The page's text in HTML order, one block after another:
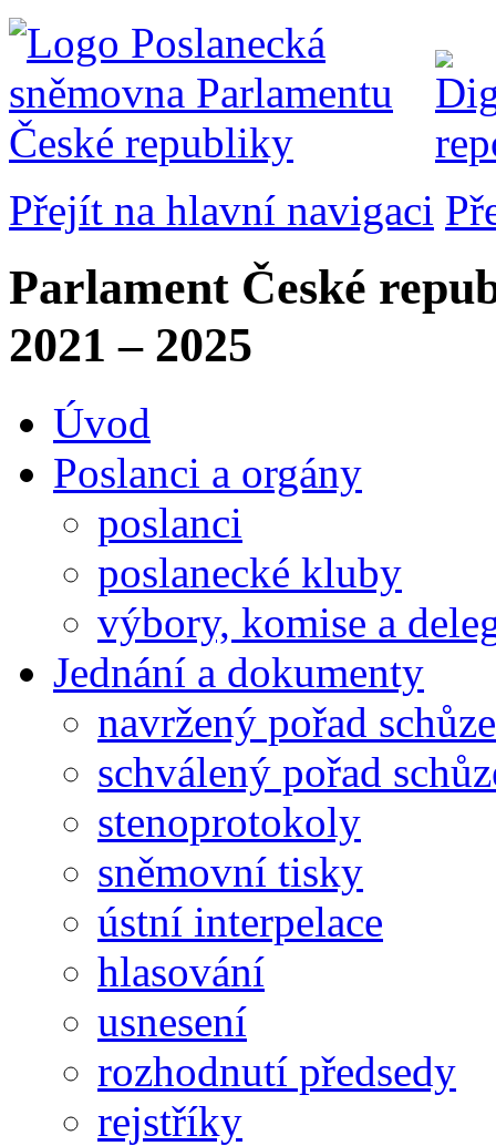
Přejít na hlavní navigaci
Parlament České
2021 – 2025
Úvod
Poslanci a orgány
poslanci
poslanecké kluby
výbory, komise a
Jednání a dokumenty
navržený pořad schůze
schválený pořad
stenoprotokoly
sněmovní tisky
ústní interpelace
hlasování
usnesení
rozhodnutí předsedy
rejstříky